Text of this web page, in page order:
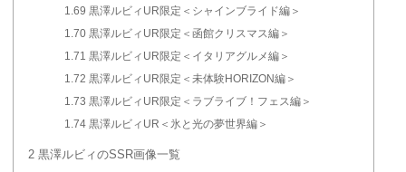
1.69 黒澤ルビィUR限定＜シャインブライド編＞
1.70黒澤ルビィUR限定＜函館クリスマス編＞
1.71 黒澤ルビィUR限定＜イタリアグルメ編＞
1.72 黒澤ルビィUR限定＜未体験HORIZON編＞
1.73 黒澤ルビィUR限定＜ラブライブ！フェス編＞
1.74黒澤ルビィUR＜氷と光の夢世界編＞
2 黒澤ルビィのSSR画像一覧